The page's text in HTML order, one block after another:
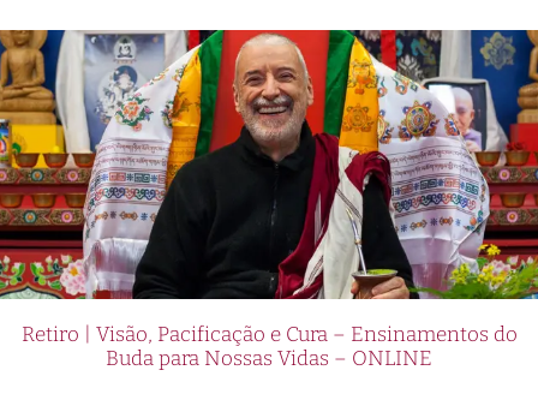
Retiro | Visão, Pacificação e Cura – Ensinamentos do
Buda para Nossas Vidas – ONLINE